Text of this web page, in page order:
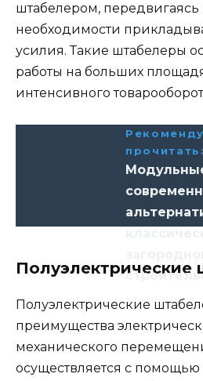
штабелером, передвигаясь
необходимости
усилия. Такие штабелеры
работы на больших
интенсивного
прочитать:
Полуэлектрические
Полуэлектрические
преимущества
механического
осуществляется с помощью